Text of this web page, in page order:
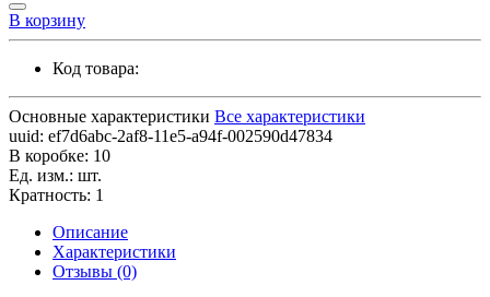
В корзину
Код товара:
Основные характеристики Все характеристики
uuid: ef7d6abc-2af8-11e5-a94f-002590d47834
В коробке: 10
Ед. изм.: шт.
Кратность: 1
Описание
Характеристики
Отзывы (0)